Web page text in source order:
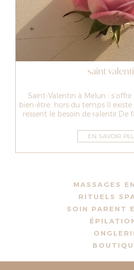
saint
Saint-Valentin à Melun :
bien-être, hors du temps Il
ressent le besoin de ralentir.De
EN SAVOIR
MASSAGES
RITUELS
SOIN PARENT